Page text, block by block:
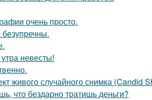
очень просто.
невесты!
живого случайного снимка (Candid
что бездарно тратишь деньги?